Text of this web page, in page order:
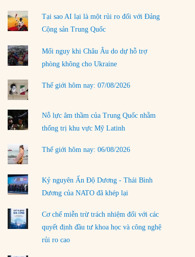
Làm thế nào để kết thúc Chiến tranh Iran?
01/08/2026
Chiến lược kế tiếp của Bắc Kinh ở Biển Đông
31/07/2026
Trật tự thế giới mới: Các nước nhỏ sẽ luôn
phải chịu đựng?
30/07/2026
LOAD MORE
Tại sao AI lại là một rủi ro đối với Đảng
Cộng sản Trung Quốc
Mối nguy khi Châu Âu do dự hỗ trợ
phòng không cho Ukraine
Thế giới hôm nay: 07/08/2026
Nỗ lực âm thầm của Trung Quốc nhằm
thống trị khu vực Mỹ Latinh
Thế giới hôm nay: 06/08/2026
Kỷ nguyên Ấn Độ Dương - Thái Bình
Dương của NATO đã khép lại
Cơ chế miễn trừ trách nhiệm đối với các
quyết định đầu tư khoa học và công nghệ
rủi ro cao